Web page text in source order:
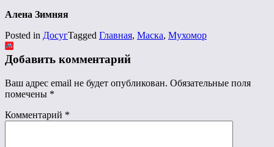
Алена Зимняя
Posted in ДосугTagged Главная, Маска, Мухомор
Добавить комментарий
Ваш адрес email не будет опубликован. Обязательные поля
помечены *
Комментарий *